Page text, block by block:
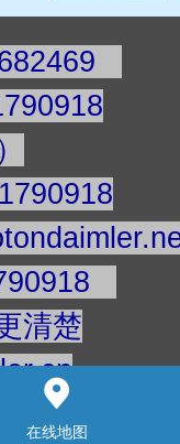
18
清楚
在线地图